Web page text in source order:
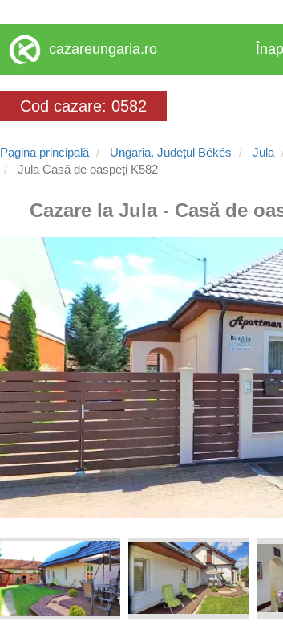
cazareungaria.ro
Cod cazare: 0582
Pagina principală Ungaria, Județul Békés Jula
Jula Casă de oaspeți K582
Cazare la Jula - Casă de